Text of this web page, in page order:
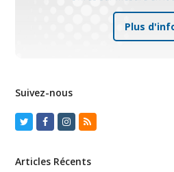
Plus
Suivez-nous
TwitterFacebook
Instagram
RSS
Articles Récents